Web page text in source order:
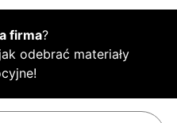
firma?
odebrać materiały